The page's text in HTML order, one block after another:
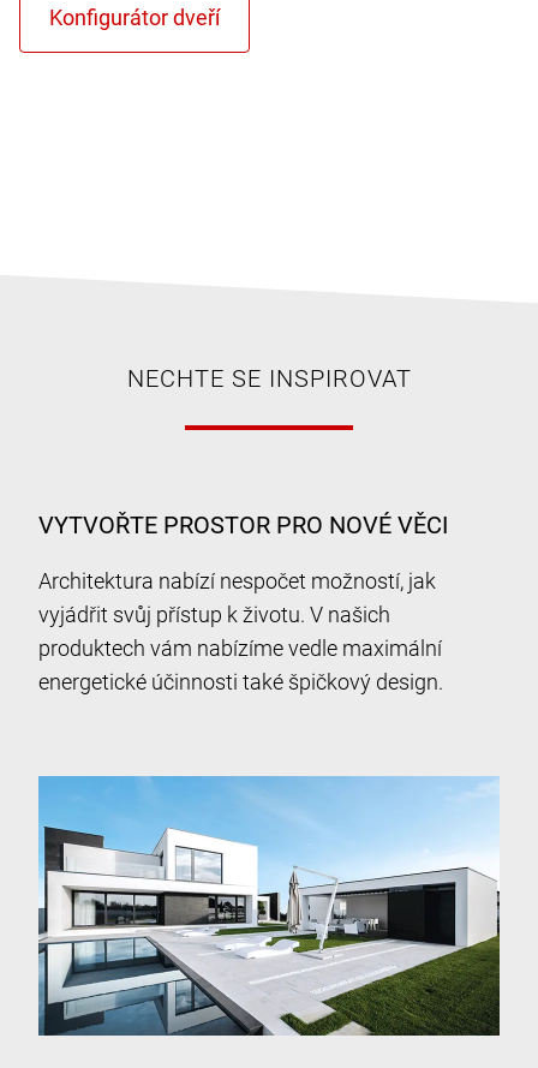
NECHTE SE INSPIROVAT
VYTVOŘTE PROSTOR PRO NOVÉ VĚCI
Architektura nabízí nespočet možností, jak
vyjádřit svůj přístup k životu. V našich
produktech vám nabízíme vedle maximální
energetické účinnosti také špičkový design.